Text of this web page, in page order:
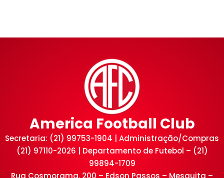
America Football Club
Secretaria: (21) 99753-1904 | Administração/Compras
(21) 97110-2026 | Departamento de Futebol – (21)
99894-1709
Rua Cosmorama, 200 – Edson Passos – Mesquita –